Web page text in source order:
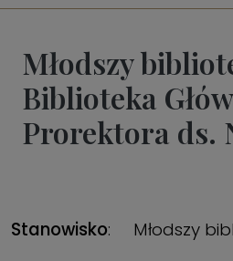
Młodszy
Biblioteka
Prorektora ds.
Stanowisko: Młodszy